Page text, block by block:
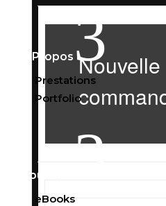
À Propos3
Prestations
Portfolio
Boutique 3
eBooks
Nouvelle